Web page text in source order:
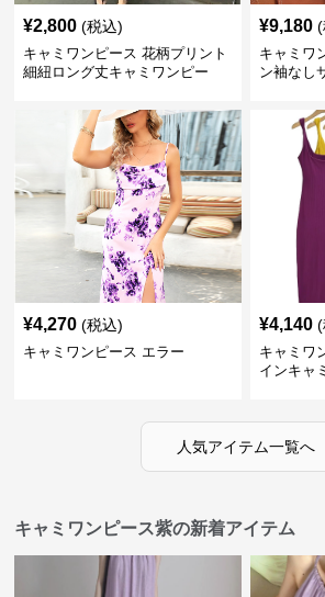
¥2,800 (税込)
キャミワンピース 花柄プリント
細紐ロング丈キャミワンピー
¥9,180 (
キャミワ
ン袖なし
¥4,270 (税込)
キャミワンピース エラー
¥4,140 (
キャミワ
インキャ
人気アイテム一覧へ
キャミワンピース紫の新着アイテム